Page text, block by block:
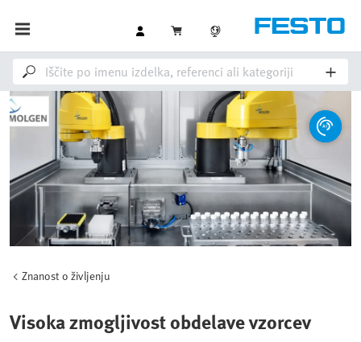
Znanost o življenju
Visoka zmogljivost obdelave vzorcev